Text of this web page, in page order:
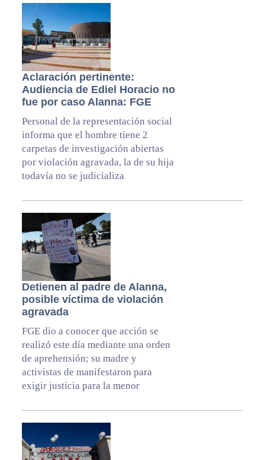
Aclaración pertinente:
Audiencia de Ediel Horacio no
fue por caso Alanna: FGE
Personal de la representación social
informa que el hombre tiene 2
carpetas de investigación abiertas
por violación agravada, la de su hija
todavía no se judicializa
Detienen al padre de Alanna,
posible víctima de violación
agravada
FGE dio a conocer que acción se
realizó este día mediante una orden
de aprehensión; su madre y
activistas de manifestaron para
exigir justicia para la menor